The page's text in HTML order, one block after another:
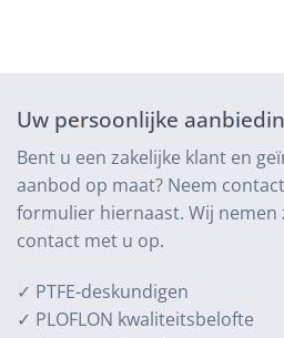
Uw persoonlijke
Bent u een zakelijke klant en
aanbod op maat? Neem
formulier hiernaast. Wij nemen
contact met u op.
✓ PTFE-deskundigen
✓ PLOFLON kwaliteitsbelofte